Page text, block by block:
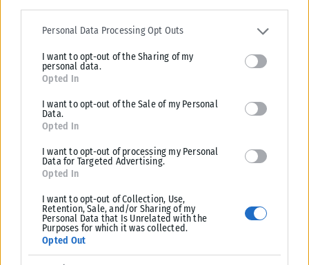
Please note that this website/app uses one or more Google
services and may gather and store information including but not
deny consent to Google and its third-party tags to use your data
for below specified purposes in below Google consent section.
Personal Data Processing Opt Outs
I want to opt-out of the Sharing of my
personal data.
Opted In
I want to opt-out of the Sale of my Personal
Data.
Opted In
I want to opt-out of processing my Personal
Data for Targeted Advertising.
Opted In
I want to opt-out of Collection, Use,
Retention, Sale, and/or Sharing of my
Personal Data that Is Unrelated with the
Purposes for which it was collected.
Opted Out
Σχετικά Άρθρα